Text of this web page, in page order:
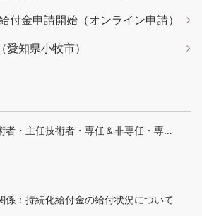
付金申請開始（オンライン申請）
知県小牧市）
者・主任技術者・専任＆非専任・専…
係：持続化給付金の給付状況について